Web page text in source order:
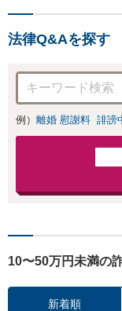
法律Q&Aを探す
例） 離婚 慰謝料 誹謗
10〜50万円未満の
新着順